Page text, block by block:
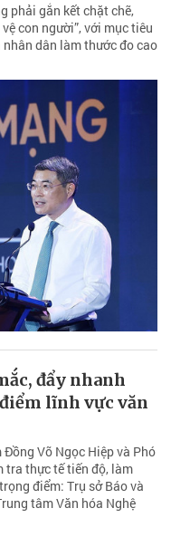
phải gắn kết chặt chẽ,
con người”, với mục tiêu
dân làm thước đo cao
đẩy nhanh
lĩnh vực văn
Võ Ngọc Hiệp và Phó
tra thực tế tiến độ, làm
điểm: Trụ sở Báo và
tâm Văn hóa Nghệ